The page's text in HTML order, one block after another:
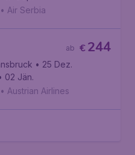
• Air Serbia
€244
ab
• 25 Dez.
02 Jän.
• Austrian Airlines